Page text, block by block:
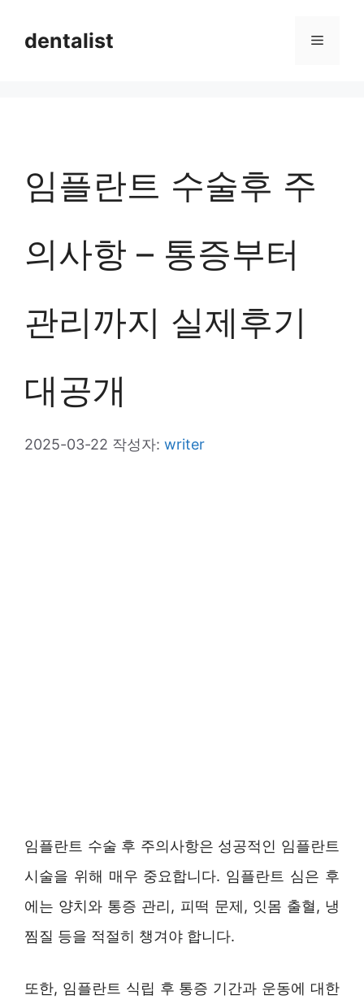
dentalist 메
임플란트 수술후 주
의사항 – 통증부터
관리까지 실제후기
대공개
2025-03-22 작성자: writer
임플란트 수술 후 주의사항은 성공적인 임플란트
시술을 위해 매우 중요합니다. 임플란트 심은 후
에는 양치와 통증 관리, 피떡 문제, 잇몸 출혈, 냉
찜질 등을 적절히 챙겨야 합니다.
또한, 임플란트 식립 후 통증 기간과 운동에 대한